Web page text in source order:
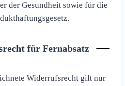
der Gesundheit sowie für die
für Fernabsatz
Widerrufsrecht gilt nur